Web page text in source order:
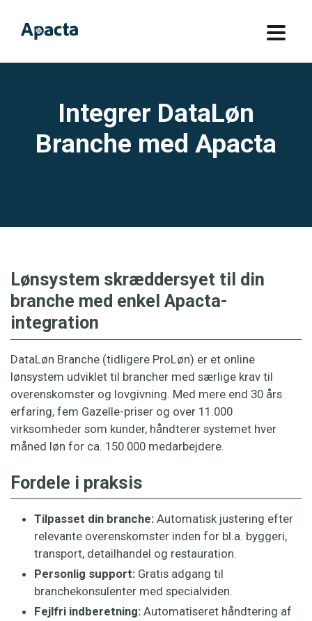
Integrer DataLøn
Branche med Apacta
Lønsystem skræddersyet til din
branche med enkel Apacta-
integration
DataLøn Branche (tidligere ProLøn) er et online
lønsystem udviklet til brancher med særlige krav til
overenskomster og lovgivning. Med mere end 30 års
erfaring, fem Gazelle-priser og over 11.000
virksomheder som kunder, håndterer systemet hver
måned løn for ca. 150.000 medarbejdere.
Fordele i praksis
Tilpasset din branche:Automatisk justering efter
relevante overenskomster inden for bl.a. byggeri,
transport, detailhandel og restauration.
Personlig support:Gratis adgang til
branchekonsulenter med specialviden.
Fejlfri indberetning:Automatiseret håndtering af